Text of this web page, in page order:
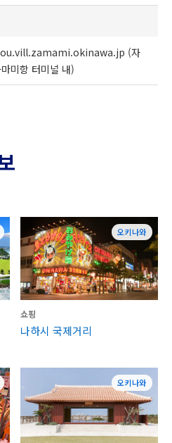
(자
미항 터미널 내)
오키나와
쇼핑
나하시 국제거리
오키나와